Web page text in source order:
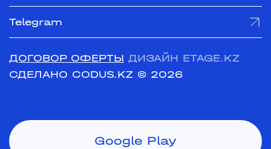
Telegram
ДОГОВОР ОФЕРТЫ ДИЗАЙН ETAGE.KZ
СДЕЛАНО CODUS.KZ © 2026
Google Play